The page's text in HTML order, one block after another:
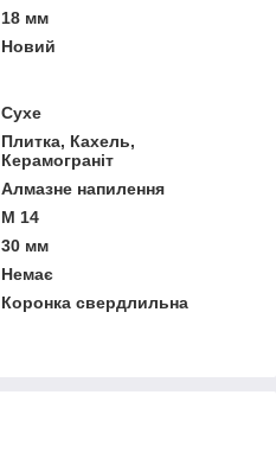
18 мм
Новий
Сухе
Плитка, Кахель,
Керамограніт
Алмазне напилення
М 14
30 мм
Немає
Коронка свердлильна